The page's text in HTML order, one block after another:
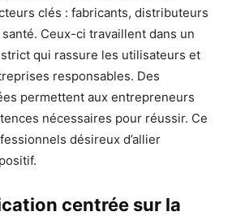
clés : fabricants, distributeurs
Ceux-ci travaillent dans un
qui rassure les utilisateurs et
responsables. Des
permettent aux entrepreneurs
nécessaires pour réussir. Ce
désireux d’allier
centrée sur la